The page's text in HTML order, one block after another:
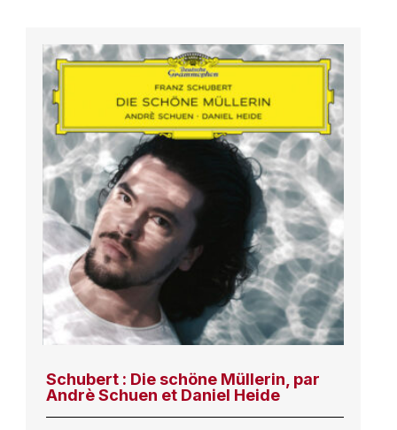
Schubert : Die schöne Müllerin, par
Andrè Schuen et Daniel Heide